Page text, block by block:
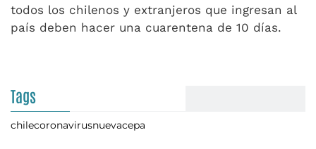
todos los chilenos y extranjeros que ingresan al
país deben hacer una cuarentena de 10 días.
Tags
chilecoronavirusnuevacepa